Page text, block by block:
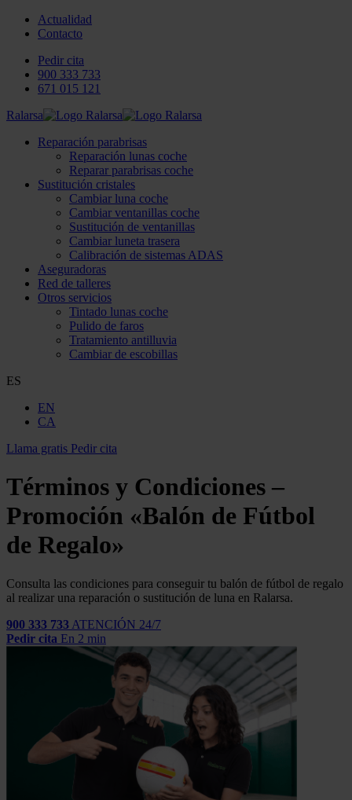
Actualidad
Contacto
Pedir cita
900 333 733
671 015 121
Ralarsa
Reparación parabrisas
Reparación lunas coche
Reparar parabrisas coche
Sustitución cristales
Cambiar luna coche
Cambiar ventanillas coche
Sustitución de ventanillas
Cambiar luneta trasera
Calibración de sistemas ADAS
Aseguradoras
Red de talleres
Otros servicios
Tintado lunas coche
Pulido de faros
Tratamiento antilluvia
Cambiar de escobillas
ES
EN
CA
Llama gratis Pedir cita
Términos y Condiciones –
Promoción «Balón de Fútbol
de Regalo»
Consulta las condiciones para conseguir tu balón de fútbol de regalo
al realizar una reparación o sustitución de luna en Ralarsa.
900 333 733 ATENCIÓN 24/7
Pedir cita En 2 min